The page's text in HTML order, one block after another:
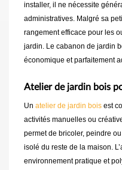
installer, il ne nécessite
administratives. Malgré sa
rangement efficace pour les
jardin. Le cabanon de jardin
économique et parfaitement
Atelier de jardin bois
Un atelier de jardin bois est
activités manuelles ou
permet de bricoler, peindre
isolé du reste de la maison.
environnement pratique et